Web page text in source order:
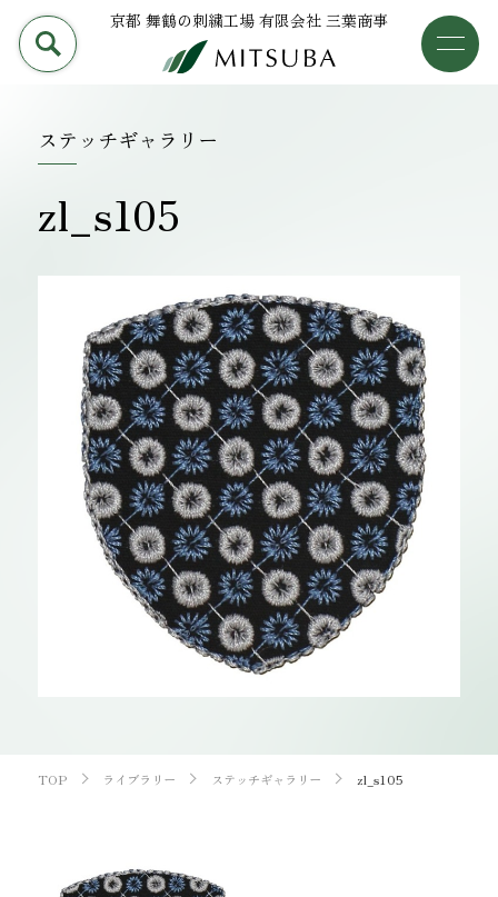
京都 舞鶴の刺繍工場 有限会社 三葉商事
三葉商事について
設備について
会社概要
採用情報
お知らせ
オンラインショップ
CONTACT お問い合わせ
PRODUCT 加工事例
OEM
ステッチギャラリー
zl_s105
TOP ライブラリー ステッチギャラリー zl_s105